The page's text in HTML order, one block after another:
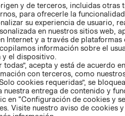
AVISO DE
PRIVACIDAD
GIFT CARD
AVISO DE
y de terceros, incluidas otras
para ofrecerle la
su experiencia de usuario,
en nuestros sitios web,
Internet y a través de plataformas
información sobre el
el dispositivo.
todas”, acepta y está de acuerdo
con terceros, como
cookies requeridas”, se
entrega de contenido y
en “Configuración de cookies y
Visite nuestro aviso de cookies